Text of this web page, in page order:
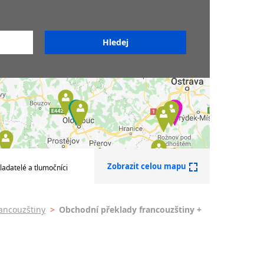
-
francouzštiny
Sdružení překladatelů a
tlumočníků
a tlumočníci Zobrazit celou mapu
> Obchodní překlady francouzštiny +